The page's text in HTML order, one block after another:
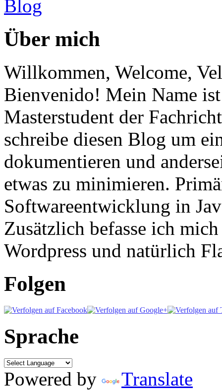
Über mich
Willkommen, Welcome,
Bienvenido! Mein Name
Masterstudent der
schreibe diesen Blog um
dokumentieren und
etwas zu minimieren.
Softwareentwicklung in
Zusätzlich befasse ich
Wordpress und natürlich
Folgen
Sprache
Powered by Translate